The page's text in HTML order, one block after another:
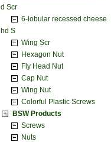
d Scr
6-lobular recessed cheese
hd S
Wing Scr
Hexagon Nut
Fly Head Nut
Cap Nut
Wing Nut
Colorful Plastic Screws
BSW Products
Screws
Nuts